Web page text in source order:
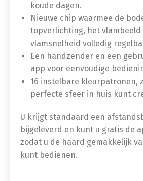
koude dagen.
Nieuwe chip waarmee de
topverlichting, het vlambeeld
vlamsnelheid volledig
Een handzender en een
app voor eenvoudige
16 instelbare kleurpatronen,
perfecte sfeer in huis kunt
U krijgt standaard een
bijgeleverd en kunt u gratis de
zodat u de haard gemakkelijk
kunt bedienen.